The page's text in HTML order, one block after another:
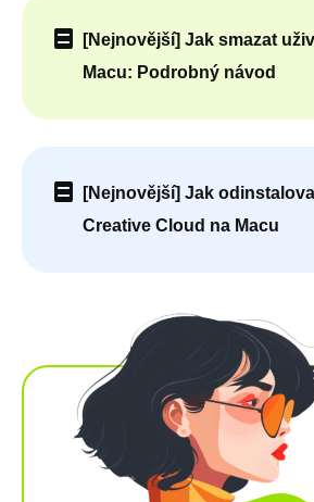
[Nejnovější] Jak smazat
Macu: Podrobný návod
[Nejnovější] Jak
Creative Cloud na Macu